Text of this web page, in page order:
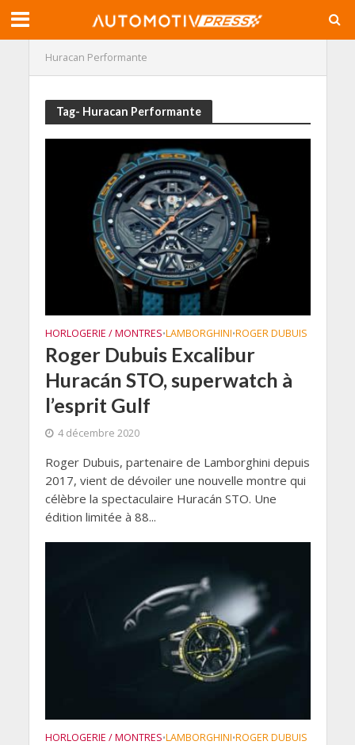
Huracan Performante
Tag- Huracan Performante
HORLOGERIE / MONTRES•LAMBORGHINI•ROGER DUBUIS
Roger Dubuis Excalibur
Huracán STO, superwatch à
l’esprit Gulf
4 décembre 2020
Roger Dubuis, partenaire de Lamborghini depuis
2017, vient de dévoiler une nouvelle montre qui
célèbre la spectaculaire Huracán STO. Une
édition limitée à 88...
HORLOGERIE / MONTRES•LAMBORGHINI•ROGER DUBUIS